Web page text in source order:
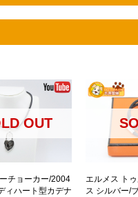
チョーカー/2004
ィハート型カデナ
OUT
エルメス ト
ス シルバー/